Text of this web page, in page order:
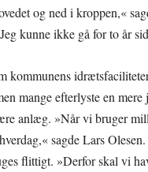
og ned i kroppen,«
kunne ikke gå for to år
kommunens
mange efterlyste en
anlæg. »Når vi bruger
sagde Lars
flittigt. »Derfor skal vi